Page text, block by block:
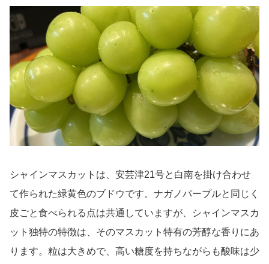
シャインマスカットは、安芸津21号と白南を掛け合わせ
て作られた緑黄色のブドウです。ナガノパープルと同じく
皮ごと食べられる点は共通していますが、シャインマスカ
ット独特の特徴は、そのマスカット特有の芳醇な香りにあ
ります。粒は大きめで、高い糖度を持ちながらも酸味は少